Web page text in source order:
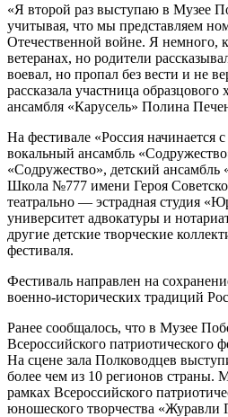
«Я второй раз выступаю в Музее
учитывая, что мы представляем
Отечественной войне. Я немного,
ветеранах, но родители
воевал, но пропал без вести и не
рассказала участница образцового
ансамбля «Карусель» Полина
На фестивале «Россия начинается
вокальный ансамбль
«Содружество», детский
Школа №777 имени Героя
театрально — эстрадная студия
университет адвокатуры и
другие детские творческие
фестиваля.
Фестиваль направлен на
военно-исторических традиций
Ранее сообщалось, что в Музее
Всероссийского патриотического
На сцене зала Полководцев
более чем из 10 регионов страны.
рамках Всероссийского
юношеского творчества «Журавли